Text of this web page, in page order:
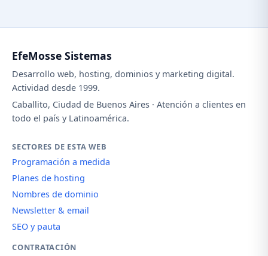
EfeMosse Sistemas
Desarrollo web, hosting, dominios y marketing digital.
Actividad desde 1999.
Caballito, Ciudad de Buenos Aires · Atención a clientes en
todo el país y Latinoamérica.
SECTORES DE ESTA WEB
Programación a medida
Planes de hosting
Nombres de dominio
Newsletter & email
SEO y pauta
CONTRATACIÓN